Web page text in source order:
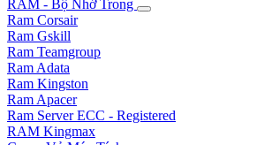
RAM - Bộ Nhớ Trong
Ram Corsair
Ram Gskill
Ram Teamgroup
Ram Adata
Ram Kingston
Ram Apacer
Ram Server ECC - Registered
RAM Kingmax